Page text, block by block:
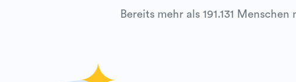
Bereits mehr als 191.131